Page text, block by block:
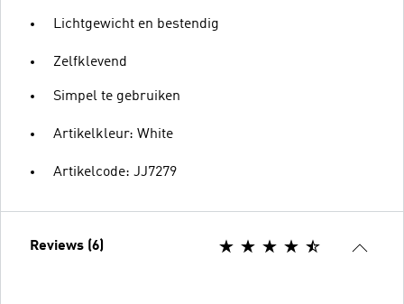
Lichtgewicht en bestendig
Zelfklevend
Simpel te gebruiken
Artikelkleur: White
Artikelcode: JJ7279
Reviews (6)